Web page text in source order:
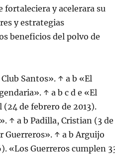
fortaleciera y acelerara su
y estrategias
beneficios del polvo de
Santos». ↑ a b «El
↑ a b c d e «El
de febrero de 2013).
↑ a b Padilla, Cristian (3 de
Guerreros». ↑ a b Arguijo
«Los Guerreros cumplen